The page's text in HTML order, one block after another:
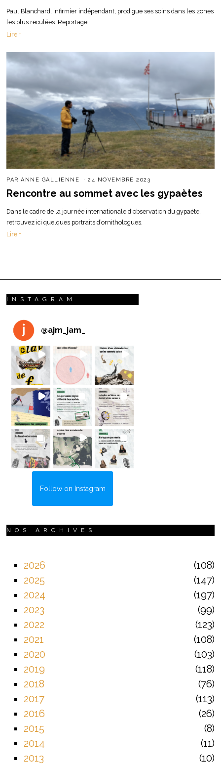
Paul Blanchard, infirmier indépendant, prodigue ses soins dans les zones
les plus reculées. Reportage.
Lire +
PARANNE GALLIENNE 24 NOVEMBRE 2023
Rencontre au sommet avec les gypaètes
Dans le cadre de la journée internationale d'observation du gypaète,
retrouvez ici quelques portraits d’ornithologues.
Lire +
INSTAGRAM
@ajm_jam_
Follow on Instagram
NOS ARCHIVES
2026
108
2025
147
2024
197
2023
99
2022
123
2021
108
2020
103
2019
118
2018
76
2017
113
2016
26
2015
8
2014
11
2013
10